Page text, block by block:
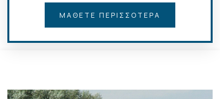
ΜΆΘΕΤΕ ΠΕΡΙΣΣΌΤΕΡΑ